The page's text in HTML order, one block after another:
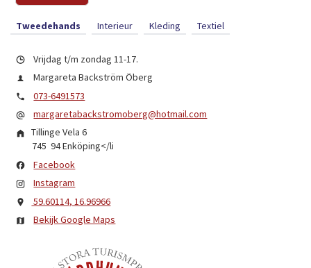
Tweedehands Interieur Kleding Textiel
Vrijdag t/m zondag 11-17.
Margareta Backström Öberg
073-6491573
margaretabackstromoberg@hotmail.com
Tillinge Vela 6
745 94Enköping</li
Facebook
Instagram
59.60114, 16.96966
Bekijk Google Maps